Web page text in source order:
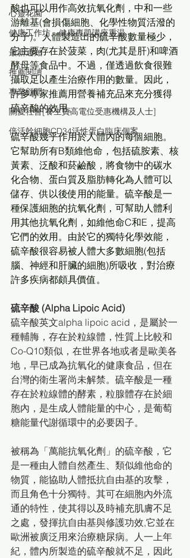
心靈花園
健康工作坊、健康專題講座重温
最新通知
推薦閱讀
專業顧問
關愛社會[養生寶高電位受惠機構及人士]
倍活幹細胞CD34活性蛋白臨床個案
酸也可以用作高效抗氧化劑，中和一些
游離基(會損傷細胞、化學性物質活潑的
分子)。人體製造出的硫辛酸數量極少，
它主要存在於菠菜，肉(尤其是肝)和啤酒
酵母等食品中。不過，僅透過飲食很難
攝取足以產生治療作用的數量。因此，
許多專家推薦用營養補充品來充分獲得
硫辛酸的效用。
硫辛酸幾乎作用於人體內的每個細胞。
它幫助所有B類維他命，包括硫胺素、核
黃素、泛酸和菸鹼酸，將食物中的碳水
化合物、蛋白質及脂肪轉化為人體可以
儲存、供以後使用的能量。硫辛酸是一
種保護細胞的抗氧化劑，可幫助人體利
用其他抗氧化劑，如維他命C和E，提高
它們的效用。由於它的獨特化學效能，
硫辛酸很容易被人體大多數細胞(包括
腦、神經和肝臟的細胞)所吸收，對治療
許多疾病都頗具價值。
硫辛酸 (Alpha Lipoic Acid)
硫辛酸英文alpha lipoic acid，是屬於一
種輔脢，存在於粒線體，性質上比較和
Co-Q10類似，在世界各地或者是歐美各
地，早已成為抗氧化的健康食品，但在
台灣的衛生署尚未解禁。硫辛酸是一種
存在於粒線體的酵素，粒腺體存在於細
胞內，是生成人體能量的中心，是葡萄
糖能量代謝循環中的必要因子。
被稱為「萬能抗氧化劑」的硫辛酸，它
是一種由人體自然產生、類似維他命的
物質，能協助人體抵抗自由基的攻擊，
而且角色十分獨特。其可在細胞內外流
通的特性，使其得以及時補充肌膚不足
之處，發揮抗自由基與修護功效,它並在
歐洲被廣泛用來治療糖尿病。人一上年
紀，體內所製造的硫辛酸就不足，因此